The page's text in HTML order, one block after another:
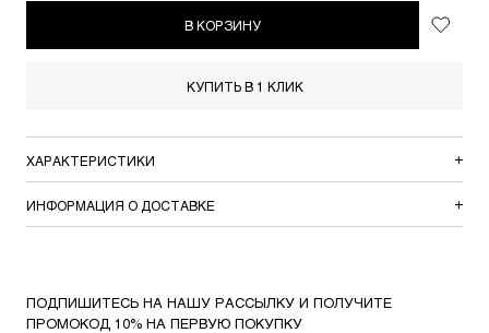
В КОРЗИНУ
КУПИТЬ В 1 КЛИК
ХАРАКТЕРИСТИКИ
ИНФОРМАЦИЯ О ДОСТАВКЕ
ПОДПИШИТЕСЬ НА НАШУ РАССЫЛКУ И ПОЛУЧИТЕ
ПРОМОКОД 10% НА ПЕРВУЮ ПОКУПКУ